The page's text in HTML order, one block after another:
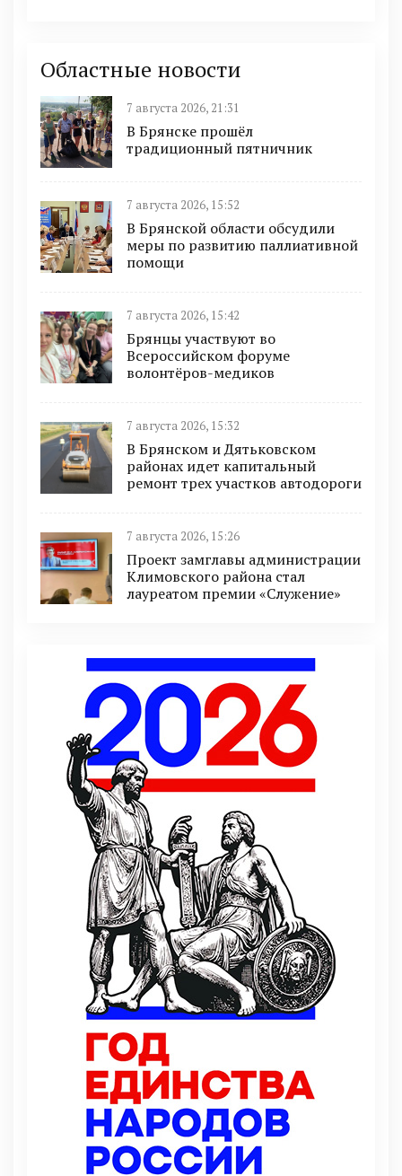
Областные новости
7 августа 2026, 21:31
В Брянске прошёл
традиционный пятничник
7 августа 2026, 15:52
В Брянской области обсудили
меры по развитию паллиативной
помощи
7 августа 2026, 15:42
Брянцы участвуют во
Всероссийском форуме
волонтёров-медиков
7 августа 2026, 15:32
В Брянском и Дятьковском
районах идет капитальный
ремонт трех участков автодороги
7 августа 2026, 15:26
Проект замглавы администрации
Климовского района стал
лауреатом премии «Служение»